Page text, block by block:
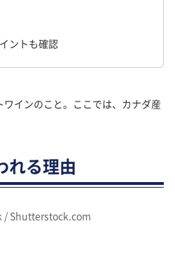
ントも確認
インのこと。ここでは、カナダ産
れる理由
/ Shutterstock.com